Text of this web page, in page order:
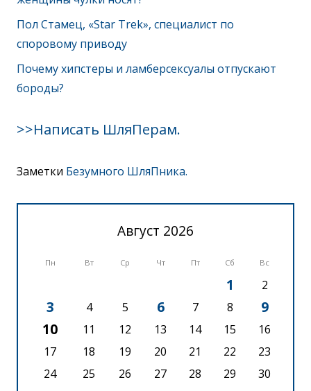
Пол Стамец, «Star Trek», специалист по
споровому приводу
Почему хипстеры и ламберсексуалы отпускают
бороды?
>>Написать ШляПерам.
Заметки Безумного ШляПника.
Август 2026
Пн Вт Ср Чт Пт Сб Вс
1 2
3 4 5 6 7 8
9
10
11 12 13 14 15
16
17
18 19 20 21 22
23
24
25 26 27 28 29
30